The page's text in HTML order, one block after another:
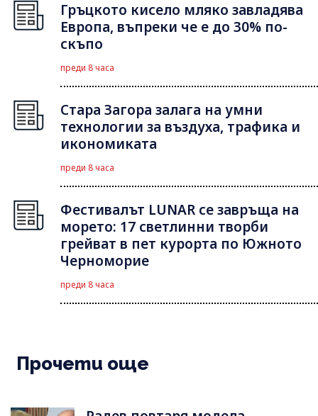
Гръцкото кисело мляко завладява
Европа, въпреки че е до 30% по-
скъпо
преди 8 часа
Стара Загора залага на умни
технологии за въздуха, трафика и
икономиката
преди 8 часа
Фестивалът LUNAR се завръща на
морето: 17 светлинни творби
грейват в пет курорта по Южното
Черноморие
преди 8 часа
Прочети още